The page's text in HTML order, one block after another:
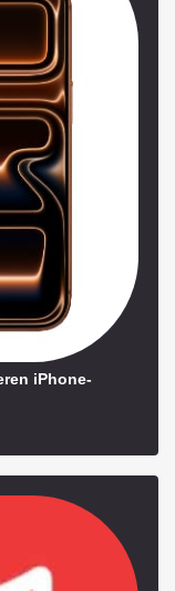
iPhone-